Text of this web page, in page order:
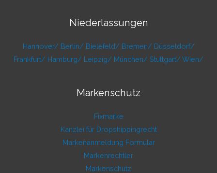
Niederlassungen
Hannover/ Berlin/ Bielefeld/ Bremen/ Düsseldorf/
Frankfurt/ Hamburg/ Leipzig/ München/ Stuttgart/ Wien/
Markenschutz
Fixmarke
Kanzlei für Dropshippingrecht
Markenanmeldung Formular
Markenrechtler
Markenschutz